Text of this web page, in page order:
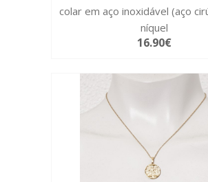
colar em aço inoxidável (aço
níquel
16.90€